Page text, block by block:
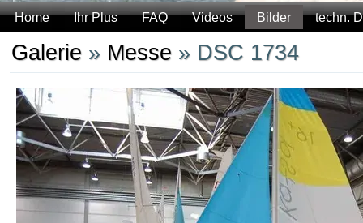
Home Ihr Plus FAQ Videos Bilder techn.
Galerie » Messe » DSC 1734